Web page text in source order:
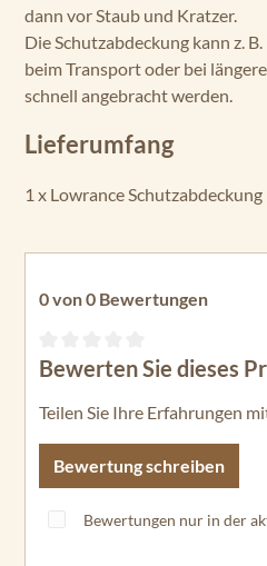
dann vor Staub und Kratzer.
Die Schutzabdeckung kann z.
beim Transport oder bei
schnell angebracht werden.
Lieferumfang
1 x Lowrance Schutzabdeckung
0 von 0 Bewertungen
Durchschnittliche Bewertung
Bewerten Sie dieses
Teilen Sie Ihre Erfahrungen
Bewertung schreiben
Bewertungen nur in der